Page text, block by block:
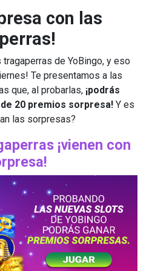
con las
tragaperras de YoBingo, y eso
Te presentamos a las
que, al probarlas, ¡podrás
20 premios sorpresa! Y es
las sorpresas?
¡vienen con